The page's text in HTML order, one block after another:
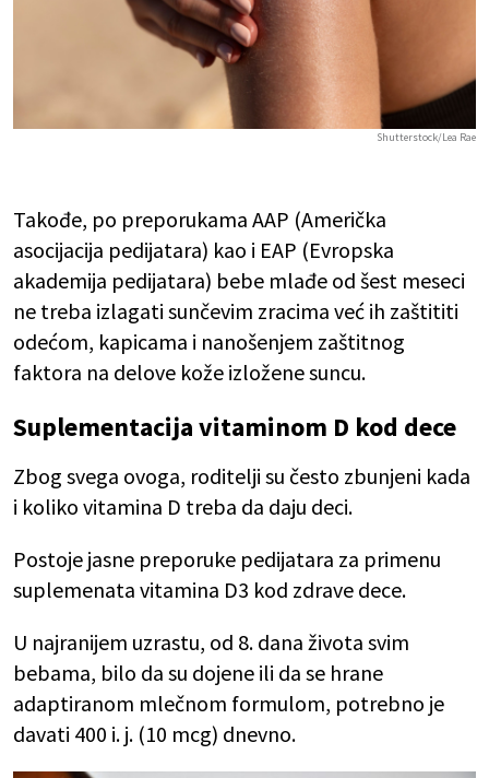
Shutterstock/Lea Rae
Takođe, po preporukama AAP (Američka
asocijacija pedijatara) kao i EAP (Evropska
akademija pedijatara) bebe mlađe od šest meseci
ne treba izlagati sunčevim zracima već ih zaštititi
odećom, kapicama i nanošenjem zaštitnog
faktora na delove kože izložene suncu.
Suplementacija vitaminom D kod dece
Zbog svega ovoga, roditelji su često zbunjeni kada
i koliko vitamina D treba da daju deci.
Postoje jasne preporuke pedijatara za primenu
suplemenata vitamina D3 kod zdrave dece.
U najranijem uzrastu, od 8. dana života svim
bebama, bilo da su dojene ili da se hrane
adaptiranom mlečnom formulom, potrebno je
davati 400 i. j. (10 mcg) dnevno.